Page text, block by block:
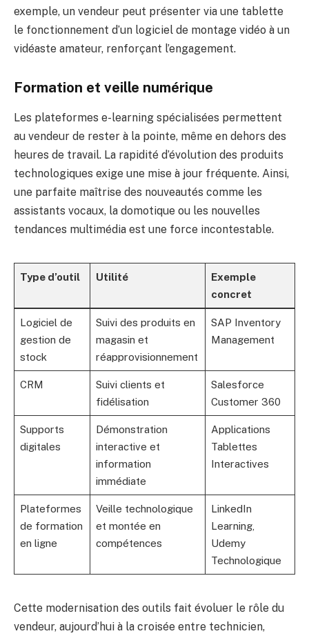
exemple, un vendeur peut présenter via une tablette
le fonctionnement d’un logiciel de montage vidéo à un
vidéaste amateur, renforçant l’engagement.
Formation et veille numérique
Les plateformes e-learning spécialisées permettent
au vendeur de rester à la pointe, même en dehors des
heures de travail. La rapidité d’évolution des produits
technologiques exige une mise à jour fréquente. Ainsi,
une parfaite maîtrise des nouveautés comme les
assistants vocaux, la domotique ou les nouvelles
tendances multimédia est une force incontestable.
Type d’outil Utilité
Exemple
concret
Logiciel de
gestion de
stock
Suivi des produits en
magasin et
réapprovisionnement
SAP Inventory
Management
CRM
Suivi clients et
fidélisation
Salesforce
Customer 360
Supports
digitales
Démonstration
interactive et
information
immédiate
Applications
Tablettes
Interactives
Plateformes
de formation
en ligne
Veille technologique
et montée en
compétences
LinkedIn
Learning,
Udemy
Technologique
Cette modernisation des outils fait évoluer le rôle du
vendeur, aujourd’hui à la croisée entre technicien,